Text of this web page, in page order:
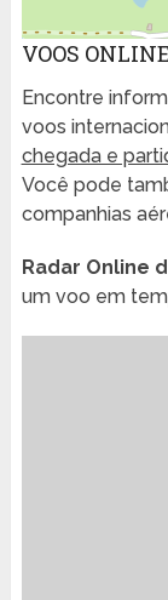
VOOS
Encontre
voos
chegada e
Você pode
companhias
Radar Online
um voo em